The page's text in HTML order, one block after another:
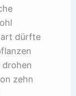
dürfte
drohen
zehn